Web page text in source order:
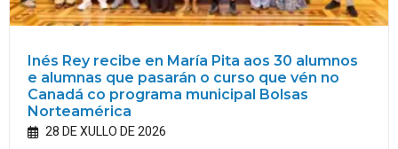
Inés Rey recibe en María Pita aos 30 alumnos
e alumnas que pasarán o curso que vén no
Canadá co programa municipal Bolsas
Norteamérica
28 DE XULLO DE 2026